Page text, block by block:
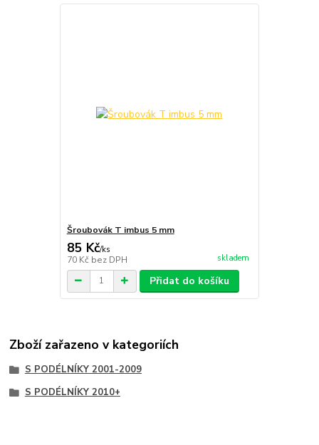
Šroubovák T imbus 5 mm
85 Kč/ks
70 Kč bez DPH skladem
Přidat do košíku
Zboží zařazeno v kategoriích
S PODÉLNÍKY 2001-2009
S PODÉLNÍKY 2010+